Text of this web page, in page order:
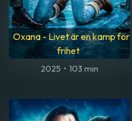
Oxana - Livet är en kamp för
frihet
2025 • 103 min